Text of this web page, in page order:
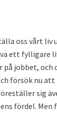
oss vårt
ett fylligare
på jobbet,
försök nu
sig
fördel.